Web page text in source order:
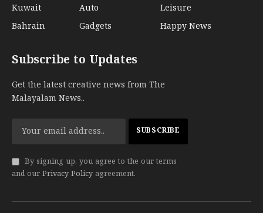
Kuwait
Bahrain
Auto
Gadgets
Leisure
Happy News
Subscribe to Updates
Get the latest creative news from The
Malayalam News..
By signing up, you agree to the our terms
and our Privacy Policy agreement.